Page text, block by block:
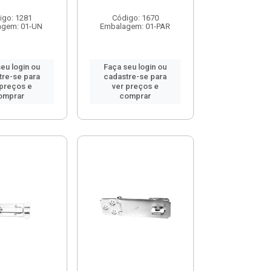
1281
01-UN
login ou
se para
e
Código: 1670
Embalagem: 01-PAR
Faça seu login ou
cadastre-se para
ver preços e
comprar